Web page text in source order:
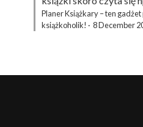
Planer Książkary – ten
książkoholik! · 8 December